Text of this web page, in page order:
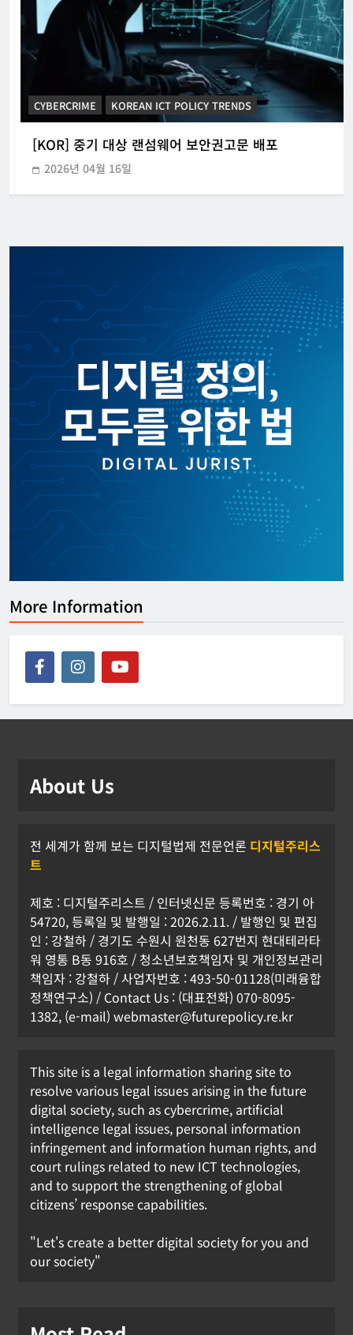
CYBERCRIME KOREAN ICT POLICY TRENDS
[KOR] 중기 대상 랜섬웨어 보안권고문 배포
2026년 04월 16일
More Information
About Us
전 세계가 함께 보는 디지털법제 전문언론 디지털주리스
트
제호 : 디지털주리스트 / 인터넷신문 등록번호 : 경기 아
54720, 등록일 및 발행일 : 2026.2.11. / 발행인 및 편집
인 : 강철하 / 경기도 수원시 원천동 627번지 현대테라타
워 영통 B동 916호 / 청소년보호책임자 및 개인정보관리
책임자 : 강철하 / 사업자번호 : 493-50-01128(미래융합
정책연구소) / Contact Us : (대표전화) 070-8095-
1382, (e-mail) webmaster@futurepolicy.re.kr
This site is a legal information sharing site to
resolve various legal issues arising in the future
digital society, such as cybercrime, artificial
intelligence legal issues, personal information
infringement and information human rights, and
court rulings related to new ICT technologies,
and to support the strengthening of global
citizens’ response capabilities.
"Let's create a better digital society for you and
our society"